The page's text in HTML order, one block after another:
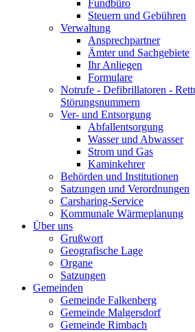
Fundbüro
Steuern und Gebühren
Verwaltung
Ansprechpartner
Ämter und Sachgebiete
Ihr Anliegen
Formulare
Notrufe - Defibrillatoren -
Störungsnummern
Ver- und Entsorgung
Abfallentsorgung
Wasser und Abwasser
Strom und Gas
Kaminkehrer
Behörden und Institutionen
Satzungen und Verordnungen
Carsharing-Service
Kommunale Wärmeplanung
Über uns
Grußwort
Geografische Lage
Organe
Satzungen
Gemeinden
Gemeinde Falkenberg
Gemeinde Malgersdorf
Gemeinde Rimbach